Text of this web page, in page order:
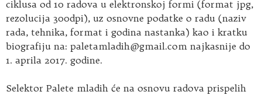
ciklusa od 10 radova u elektronskoj formi (format jpg,
rezolucija 300dpi), uz osnovne podatke o radu (naziv
rada, tehnika, format i godina nastanka) kao i kratku
biografiju na: paletamladih@gmail.com najkasnije do
1. aprila 2017. godine.
Selektor Palete mladih će na osnovu radova prispelih